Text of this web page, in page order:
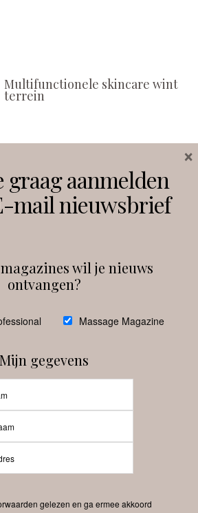
Multifunctionele skincare wint
terrein
Facebook
Pro.nl
aanmelden
mail nieuwsbrief
wil je nieuws
ontvangen?
Massage Magazine
Mijn gegevens
gelezen en ga ermee akkoord
×